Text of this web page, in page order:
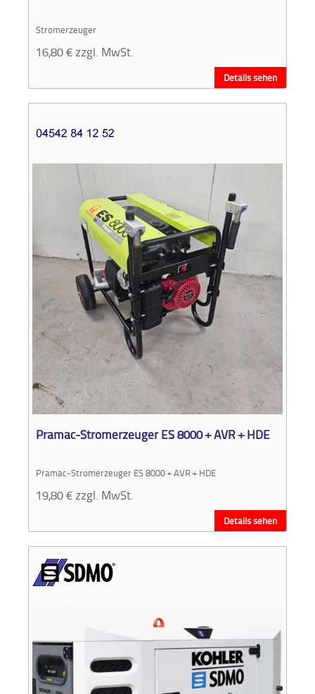
Stromerzeuger
16,80€ zzgl. MwSt.
Details sehen
Pramac-Stromerzeuger ES 8000 + AVR + HDE
Pramac-Stromerzeuger ES 8000 + AVR + HDE
19,80€ zzgl. MwSt.
Details sehen